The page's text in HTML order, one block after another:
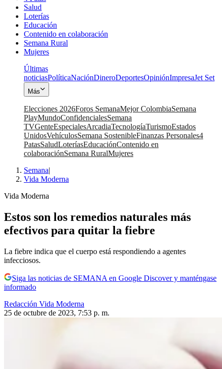
Salud
Loterías
Educación
Contenido en colaboración
Semana Rural
Mujeres
Últimas
noticiasPolíticaNaciónDineroDeportesOpiniónImpresaJet Set
Más
Elecciones 2026Foros SemanaMejor ColombiaSemana
PlayMundoConfidencialesSemana
TVGenteEspecialesArcadiaTecnologíaTurismoEstados
UnidosVehículosSemana SostenibleFinanzas Personales4
PatasSaludLoteríasEducaciónContenido en
colaboraciónSemana RuralMujeres
Semana|
Vida Moderna
Vida Moderna
Estos son los remedios naturales más
efectivos para quitar la fiebre
La fiebre indica que el cuerpo está respondiendo a agentes
infecciosos.
Siga las noticias de SEMANA en Google Discover y manténgase
informado
Redacción Vida Moderna
25 de octubre de 2023, 7:53 p. m.